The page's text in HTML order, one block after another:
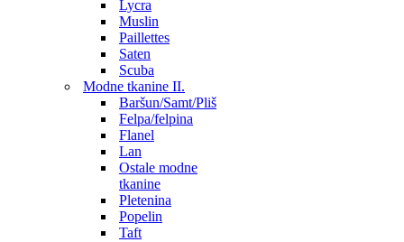
Lycra
Muslin
Paillettes
Saten
Scuba
Modne tkanine II.
Baršun/Samt/Pliš
Felpa/felpina
Flanel
Lan
Ostale modne
tkanine
Pletenina
Popelin
Taft